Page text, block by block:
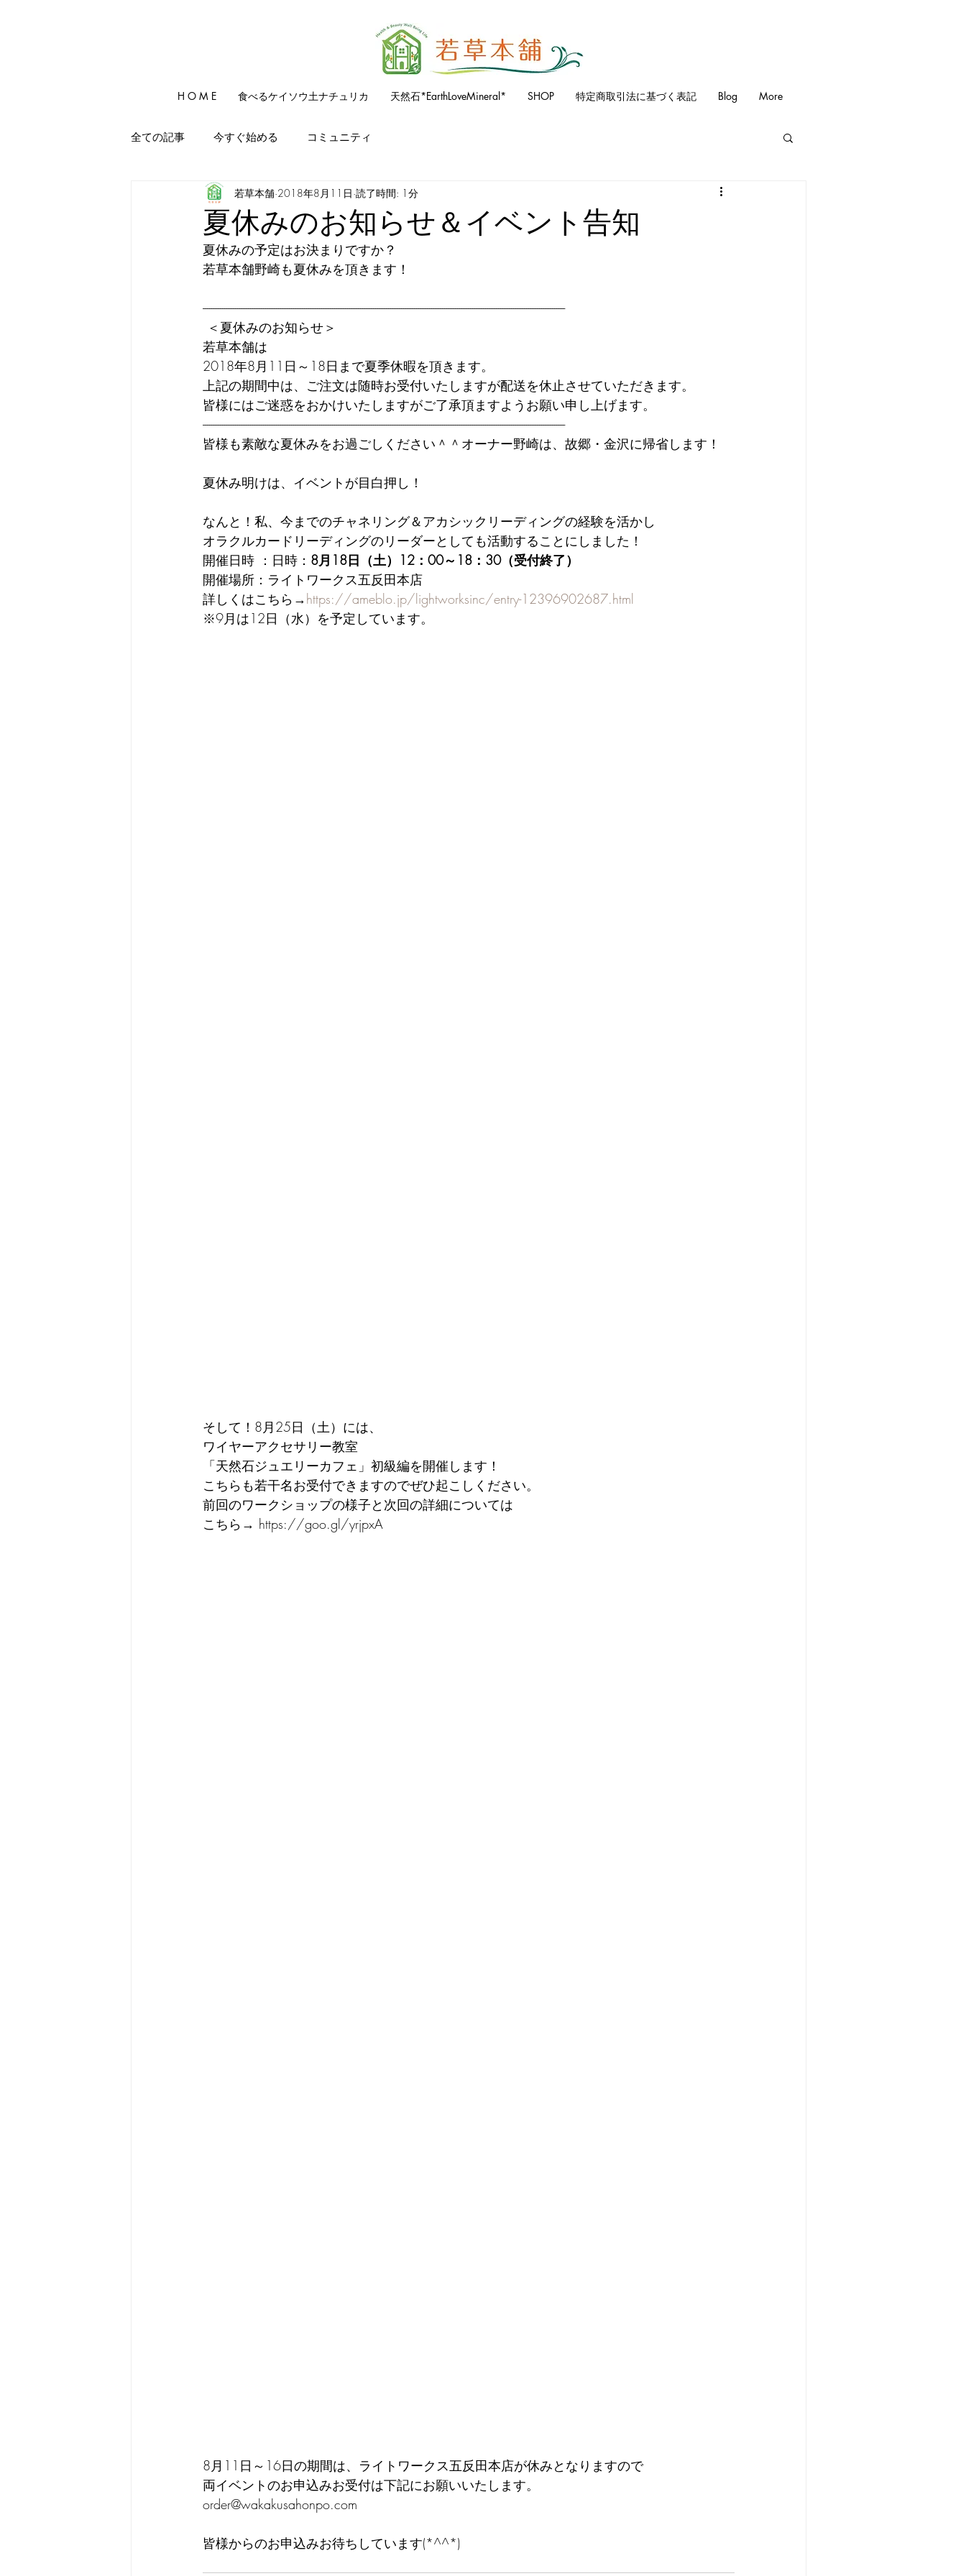
H O M E 食べるケイソウ土ナチュリカ 天然石*EarthLoveMineral* SHOP 特定商取引法に基づく表記 Blog More
全ての記事 今すぐ始める コミュニティ
夏休みのお知らせ＆イベント告知
若草本舗 2018年8月11日 読了時間: 1分
夏休みの予定はお決まりですか？
若草本舗野崎も夏休みを頂きます！
------------------------------------------------------------------------------------------------------------------------------------------------------------------------
＜夏休みのお知らせ＞
若草本舗は
2018年8月11日～18日まで夏季休暇を頂きます。
上記の期間中は、ご注文は随時お受付いたしますが配送を休止させていただきます。
皆様にはご迷惑をおかけいたしますがご了承頂ますようお願い申し上げます。
------------------------------------------------------------------------------------------------------------------------------------------------------------------------
皆様も素敵な夏休みをお過ごしください＾＾オーナー野崎は、故郷・金沢に帰省します！
夏休み明けは、イベントが目白押し！
なんと！私、今までのチャネリング＆アカシックリーディングの経験を活かし
オラクルカードリーディングのリーダーとしても活動することにしました！
開催日時 ：日時： 8月18日（土）12：00～18：30（受付終了）
開催場所：ライトワークス五反田本店
詳しくはこちら→https://ameblo.jp/lightworksinc/entry-12396902687.html
※9月は12日（水）を予定しています。
そして！8月25日（土）には、
ワイヤーアクセサリー教室
「天然石ジュエリーカフェ」初級編を開催します！
こちらも若干名お受付できますのでぜひ起こしください。
前回のワークショップの様子と次回の詳細については
こちら→ https://goo.gl/yrjpxA
8月11日～16日の期間は、ライトワークス五反田本店が休みとなりますので
両イベントのお申込みお受付は下記にお願いいたします。
order@wakakusahonpo.com
皆様からのお申込みお待ちしています(*^^*)